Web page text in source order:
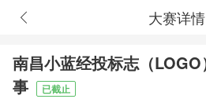
大赛详情
南昌小蓝经投标志（
事
已截止